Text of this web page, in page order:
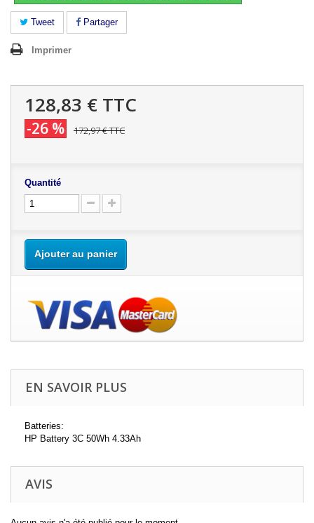
Tweet Partager
Imprimer
128,83 € TTC
-26 % 172,97 €TTC
Quantité
Ajouter au panier
EN SAVOIR PLUS
Batteries:
HP Battery 3C 50Wh 4.33Ah
AVIS